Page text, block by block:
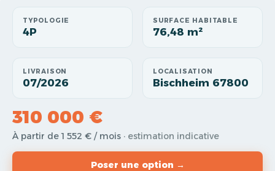
TYPOLOGIE
4P
SURFACE HABITABLE
76,48 m²
LIVRAISON
07/2026
LOCALISATION
Bischheim 67800
310 000 €
À partir de 1 552 € / mois · estimation indicative
Poser une option →